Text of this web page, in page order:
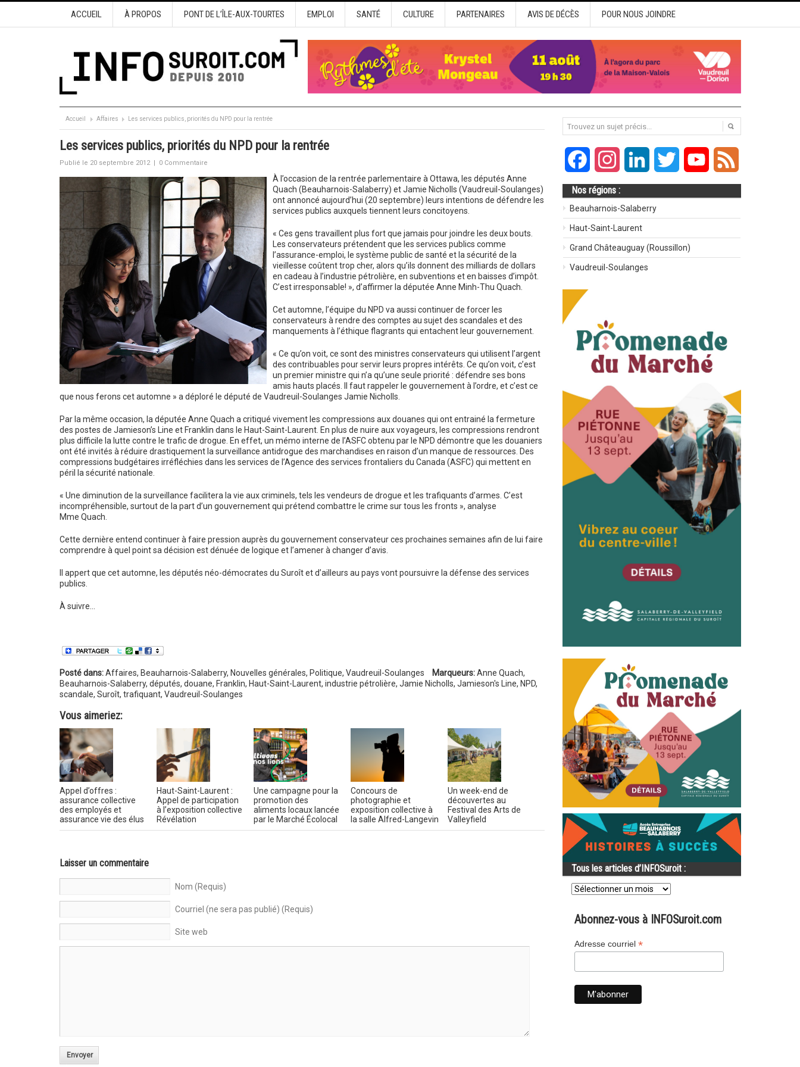
ACCUEIL À PROPOS PONT DE L’ÎLE-AUX-TOURTES EMPLOI SANTÉ CULTURE PARTENAIRES AVIS DE DÉCÈS POUR NOUS JOINDRE
Accueil Affaires Les services publics, priorités du NPD pour la rentrée
Les services publics, priorités du NPD pour la rentrée
Publié le 20 septembre 2012 | 0 Commentaire
À l’occasion de la rentrée parlementaire à Ottawa, les députés Anne
Quach (Beauharnois-Salaberry) et Jamie Nicholls (Vaudreuil-Soulanges)
ont annoncé aujourd’hui (20 septembre) leurs intentions de défendre les
services publics auxquels tiennent leurs concitoyens.
« Ces gens travaillent plus fort que jamais pour joindre les deux bouts.
Les conservateurs prétendent que les services publics comme
l’assurance-emploi, le système public de santé et la sécurité de la
vieillesse coûtent trop cher, alors qu’ils donnent des milliards de dollars
en cadeau à l’industrie pétrolière, en subventions et en baisses d’impôt.
C’est irresponsable! », d’affirmer la députée Anne Minh-Thu Quach.
Cet automne, l’équipe du NPD va aussi continuer de forcer les
conservateurs à rendre des comptes au sujet des scandales et des
manquements à l’éthique flagrants qui entachent leur gouvernement.
« Ce qu’on voit, ce sont des ministres conservateurs qui utilisent l’argent
des contribuables pour servir leurs propres intérêts. Ce qu’on voit, c’est
un premier ministre qui n’a qu’une seule priorité : défendre ses bons
amis hauts placés. Il faut rappeler le gouvernement à l’ordre, et c’est ce
que nous ferons cet automne » a déploré le député de Vaudreuil-Soulanges Jamie Nicholls.
Par la même occasion, la députée Anne Quach a critiqué vivement les compressions aux douanes qui ont entrainé la fermeture
des postes de Jamieson’s Line et Franklin dans le Haut-Saint-Laurent. En plus de nuire aux voyageurs, les compressions rendront
plus difficile la lutte contre le trafic de drogue. En effet, un mémo interne de l’ASFC obtenu par le NPD démontre que les douaniers
ont été invités à réduire drastiquement la surveillance antidrogue des marchandises en raison d’un manque de ressources. Des
compressions budgétaires irréfléchies dans les services de l’Agence des services frontaliers du Canada (ASFC) qui mettent en
péril la sécurité nationale.
« Une diminution de la surveillance facilitera la vie aux criminels, tels les vendeurs de drogue et les trafiquants d’armes. C’est
incompréhensible, surtout de la part d’un gouvernement qui prétend combattre le crime sur tous les fronts », analyse
Mme Quach.
Cette dernière entend continuer à faire pression auprès du gouvernement conservateur ces prochaines semaines afin de lui faire
comprendre à quel point sa décision est dénuée de logique et l’amener à changer d’avis.
Il appert que cet automne, les députés néo-démocrates du Suroît et d’ailleurs au pays vont poursuivre la défense des services
publics.
À suivre…
Posté dans:Affaires, Beauharnois-Salaberry, Nouvelles générales, Politique, Vaudreuil-Soulanges Marqueurs: Anne Quach,
Beauharnois-Salaberry, députés, douane, Franklin, Haut-Saint-Laurent, industrie pétrolière, Jamie Nicholls, Jamieson's Line, NPD,
scandale, Suroît, trafiquant, Vaudreuil-Soulanges
Vous aimeriez:
Appel d’offres :
assurance collective
des employés et
assurance vie des élus
Haut-Saint-Laurent :
Appel de participation
à l’exposition collective
Révélation
Une campagne pour la
promotion des
aliments locaux lancée
par le Marché Écolocal
Concours de
photographie et
exposition collective à
la salle Alfred-Langevin
Un week-end de
découvertes au
Festival des Arts de
Valleyfield
Laisser un commentaire
Nom (Requis)
Courriel (ne sera pas publié) (Requis)
Site web
Envoyer
FacebookInstagramLinkedIn Twitter YouTube
Nos régions :
Beauharnois-Salaberry
Haut-Saint-Laurent
Grand Châteauguay (Roussillon)
Vaudreuil-Soulanges
Tous les articles d’INFOSuroit :
Tous
les
d’INFOSuroit
Abonnez-vous à INFOSuroit.com
Adresse courriel *